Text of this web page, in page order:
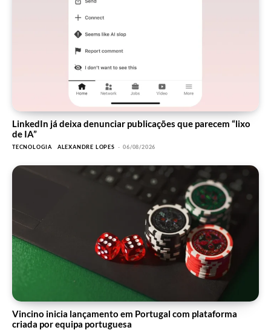
LinkedIn já deixa denunciar publicações que parecem “lixo
de IA”
TECNOLOGIA ALEXANDRE LOPES - 06/08/2026
Vincino inicia lançamento em Portugal com plataforma
criada por equipa portuguesa